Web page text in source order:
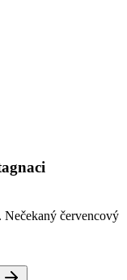
Nečekaný červencový